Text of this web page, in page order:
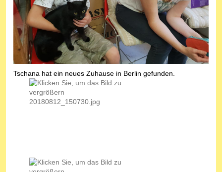
Tschana hat ein neues Zuhause in Berlin gefunden.